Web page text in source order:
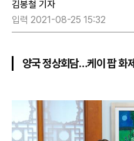
김봉철 기자
입력 2021-08-25 15:32
양국 정상회담…케이 팝 화